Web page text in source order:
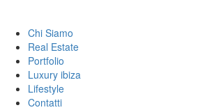
Chi Siamo
Real Estate
Portfolio
Luxury ibiza
Lifestyle
Contatti